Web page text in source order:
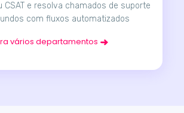
CSAT e resolva chamados de suporte
com fluxos automatizados
vários departamentos